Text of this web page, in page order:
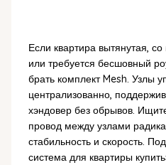
Если квартира вытянутая,
или требуется бесшовный
брать комплект Mesh. Узлы
централизованно,
хэндовер без обрывов.
провод между узлами
стабильность и скорость.
система для квартиры